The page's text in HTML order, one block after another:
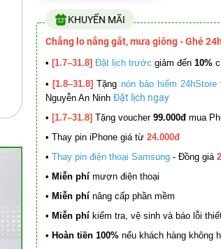
KHUYẾN MÃI
Chẳng lo nắng gắt, mưa giông - Ghé
• [1.7–31.8] Đặt lịch trước giảm đến 10%
• [1.8–31.8] Tặng nón bảo hiểm 24hStore
Nguyễn An Ninh Đặt lịch ngay
• [1.7–31.8] Tặng voucher 99.000đ mua
• Thay pin iPhone giá từ 24.000đ
• Thay pin điện thoại Samsung - Đồng giá
• Miễn phí mượn điện thoại
• Miễn phí nâng cấp phần mềm
• Miễn phí kiểm tra, vệ sinh và báo lỗi
• Hoàn tiền 100% nếu khách hàng không